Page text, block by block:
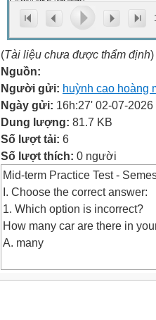
(Tài liệu chưa được thẩm định)
Nguồn:
Người gửi: huỳnh cao hoàng
Ngày gửi: 16h:27' 02-07-2026
Dung lượng: 81.7 KB
Số lượt tải: 6
Số lượt thích: 0 người
Mid-term Practice Test -
I. Choose the correct answer:
1. Which option is incorrect?
How many car are there in
A. many